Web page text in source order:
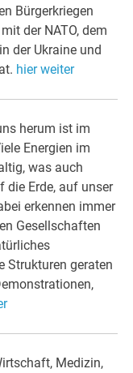
Bürgerkriegen
der NATO, dem
der Ukraine und
hier weiter
herum ist im
Energien im
was auch
die Erde, auf unser
erkennen immer
Gesellschaften
Strukturen geraten
Medizin,